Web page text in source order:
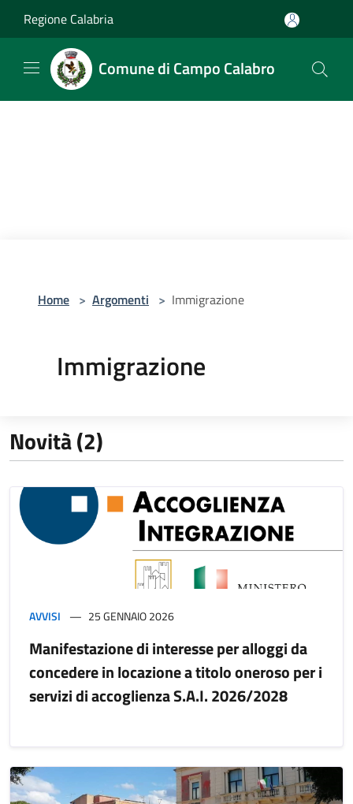
Regione Calabria
Comune di Campo Calabro
Home > Argomenti > Immigrazione
Immigrazione
Novità (2)
AVVISI 25 GENNAIO 2026
Manifestazione di interesse per alloggi da
concedere in locazione a titolo oneroso per i
servizi di accoglienza S.A.I. 2026/2028